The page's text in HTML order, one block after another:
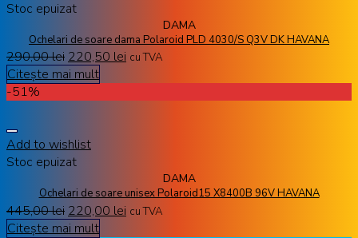
Stoc epuizat
DAMA
Ochelari de soare dama Polaroid PLD 4030/S Q3V DK HAVANA
290,00lei220,50lei cu TVA
Citește mai mult
-51%
Add to wishlist
Stoc epuizat
DAMA
Ochelari de soare unisex Polaroid15 X8400B 96V HAVANA
445,00lei 220,00 lei cu TVA
Citește mai mult